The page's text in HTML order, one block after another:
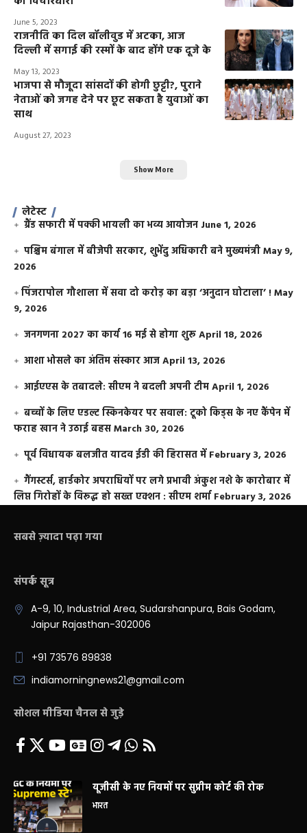
June 5, 2023
राजनीति का दिल बॉलीवुड में अटका, आज
दिल्ली में सगाई की रस्मों के बाद होंगे एक दूजे के
May 13, 2023
भाजपा से मौजूदा सांसदों की होगी छुट्टी?, पुराने
नेताओं को जगह देने पर छूट सकता है युवाओं का
साथ
August 27, 2023
Show More
लेटेस्ट
ग्रैंड सफारी में पक्की भायली का भव्य आयोजन June 1, 2026
पश्चिम बंगाल में बीजेपी सरकार, शुभेंदु अधिकारी बने मुख्यमंत्रीMay 9,
2026
​पिंजरापोल गौशाला में सवा दो करोड़ का बड़ा ‘अनुदान घोटाला’ !May
9, 2026
जनगणना 2027 का कार्य 16 मई से होगा शुरूApril 18, 2026
आशा भोसले का अंतिम संस्कार आजApril 13, 2026
आईएएस के तबादले: सीएम ने बदली अपनी टीमApril 1, 2026
बच्चों के लिए एडल्ट स्किनकेयर पर सवाल: टूको किड्स के नए कैंपेन में
फराह खान ने उठाई बहसMarch 30, 2026
पूर्व विधायक बलजीत यादव ईडी की हिरासत में February 3, 2026
गैंगस्टर्स, हार्डकोर अपराधियों पर लगे प्रभावी अंकुश नशे के कारोबार में
लिप्त गिरोहों के विरूद्ध हो सख्त एक्शन : सीएम शर्मा February 3, 2026
सबसे ज़्यादा पढ़ा गया
संपर्क सूत्र
A-9, 10, Industrial Area, Sudarshanpura, Bais Godam,
Jaipur Rajasthan-302006
+91 73576 89838
indiamorningnews21@gmail.com
सोशल मीडिया चैनल से जुड़े
यूजीसी के नए नियमों पर सुप्रीम कोर्ट की रोक
भारत